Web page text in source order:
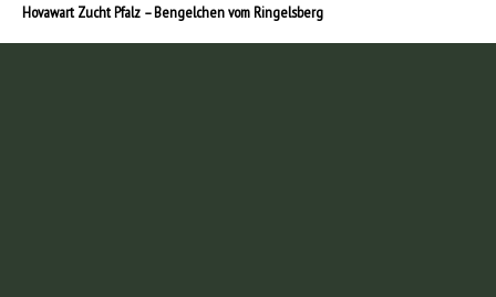
Hovawart Zucht Pfalz – Bengelchen vom Ringelsberg